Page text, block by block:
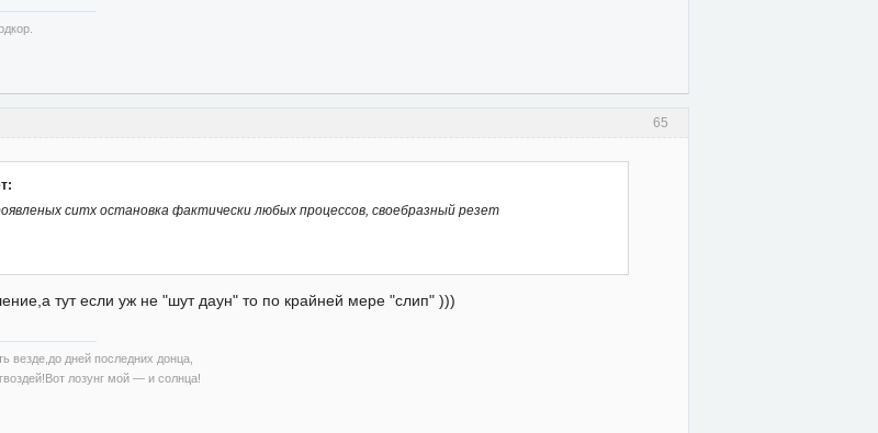
65
ситх остановка фактически любых процессов, своебразный резет
тут если уж не "шут даун" то по крайней мере "слип" )))
везде,до дней последних донца,
лозунг мой — и солнца!